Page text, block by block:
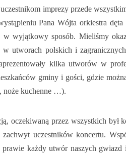
imprezy przede
Pana Wójta orkiestra
w wyjątkowy sposób. Mieliśmy
utworach polskich i
kilka utworów w
gminy i gości, gdzie
noże kuchenne …).
oczekiwaną przez wszystkich był
uczestników koncertu.
prawie każdy utwór naszych